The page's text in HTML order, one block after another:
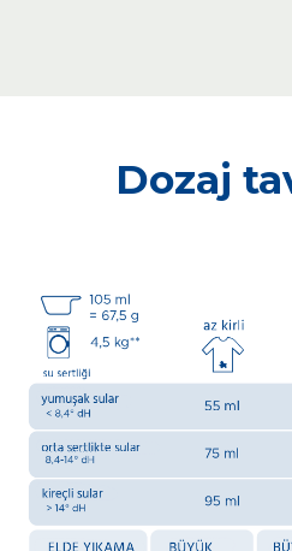
Dozaj